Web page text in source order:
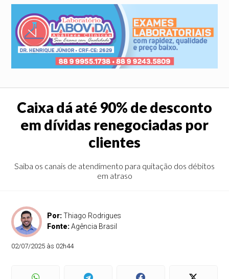
Caixa dá até 90% de desconto
em dívidas renegociadas por
clientes
Saiba os canais de atendimento para quitação dos débitos
em atraso
Por:Thiago Rodrigues
Fonte:Agência Brasil
02/07/2025 às 02h44